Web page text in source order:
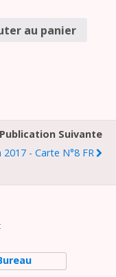
au panier
Publication Suivante
2017 - Carte N°8 FR